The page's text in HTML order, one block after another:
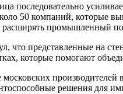
последовательно
50 компаний, которые
расширять промышленный
что представленные на
которые помогают
московских
решения для